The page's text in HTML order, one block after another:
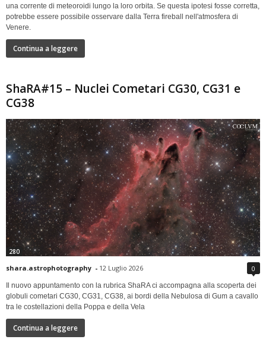
una corrente di meteoroidi lungo la loro orbita. Se questa ipotesi fosse corretta,
potrebbe essere possibile osservare dalla Terra fireball nell'atmosfera di
Venere.
Continua a leggere
ShaRA#15 – Nuclei Cometari CG30, CG31 e
CG38
280
shara.astrophotography - 12 Luglio 2026 0
Il nuovo appuntamento con la rubrica ShaRA ci accompagna alla scoperta dei
globuli cometari CG30, CG31, CG38, ai bordi della Nebulosa di Gum a cavallo
tra le costellazioni della Poppa e della Vela
Continua a leggere